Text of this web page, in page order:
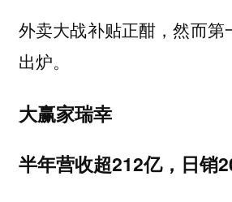
外卖大战补贴正酣，然而第
出炉。
大赢家瑞幸
半年营收超212亿，日销